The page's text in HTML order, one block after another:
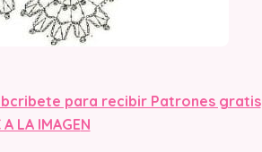
para recibir Patrones gratis
A LA IMAGEN